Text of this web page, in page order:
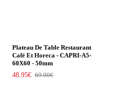
Plateau De Table Restaurant
Café Et Horeca - CAPRI-A5-
60X60 - 50mm
48.95€ 69.00€